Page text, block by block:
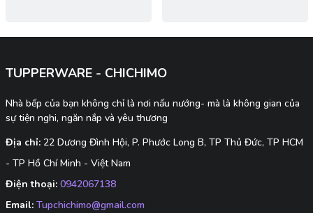
TUPPERWARE - CHICHIMO
Nhà bếp của bạn không chỉ là nơi nấu nướng- mà là không gian của
sự tiện nghi, ngăn nắp và yêu thương
Địa chỉ: 22 Dương Đình Hội, P. Phước Long B, TP Thủ Đức, TP HCM
- TP Hồ Chí Minh - Việt Nam
Điện thoại: 0942067138
Email: Tupchichimo@gmail.com